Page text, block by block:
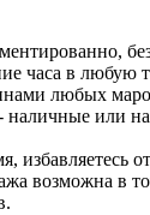
часа в любую
любых
наличные или
избавляетесь
возможна в